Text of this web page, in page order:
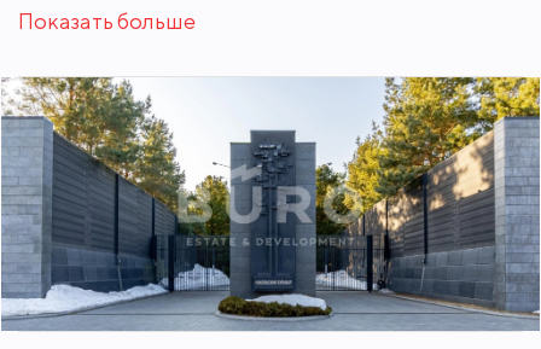
Показать больше